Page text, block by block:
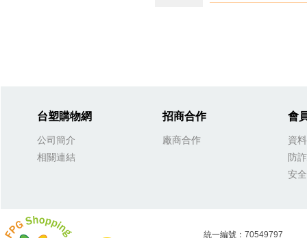
台塑購物網
公司簡介
相關連結
招商合作
廠商合作
會
資
防
安
統一編號：70549797